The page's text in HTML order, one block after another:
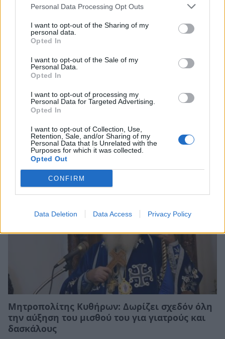
Personal Data Processing Opt Outs
I want to opt-out of the Sharing of my
personal data.
Opted In
I want to opt-out of the Sale of my
Personal Data.
Opted In
I want to opt-out of processing my
Personal Data for Targeted Advertising.
Opted In
I want to opt-out of Collection, Use,
Retention, Sale, and/or Sharing of my
Personal Data that Is Unrelated with the
Purposes for which it was collected.
Opted Out
CONFIRM
Data Deletion Data Access Privacy Policy
Τριχερούσα θα εορτάσει η Φοινικούντα
08/07/2026 12:44
Μητροπολίτης Κυθήρων: Δωρίζει σχεδόν όλη
την αύξηση του μισθού του για γιατρούς και
δασκάλους